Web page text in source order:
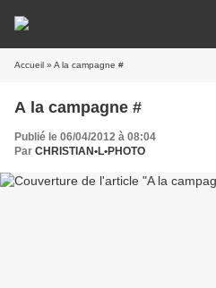
Accueil » A la campagne #
A la campagne #
Publié le 06/04/2012 à 08:04
Par CHRISTIAN•L•PHOTO